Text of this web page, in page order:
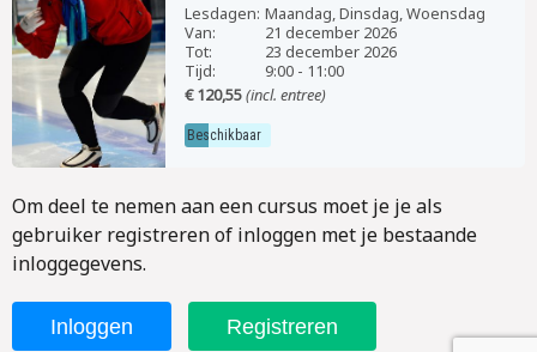
Lesdagen: Maandag, Dinsdag, Woensdag
Van:
21 december 2026
Tot:
23 december 2026
Tijd:
9:00 - 11:00
€ 120,55(incl. entree)
Beschikbaar
Om deel te nemen aan een cursus moet je je als
gebruiker registreren of inloggen met je bestaande
inloggegevens.
Inloggen Registreren